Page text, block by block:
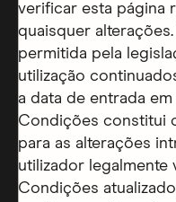
verificar esta página
quaisquer
permitida pela
utilização
a data de entrada
Condições constitui
para as alterações
utilizador legalmente
Condições